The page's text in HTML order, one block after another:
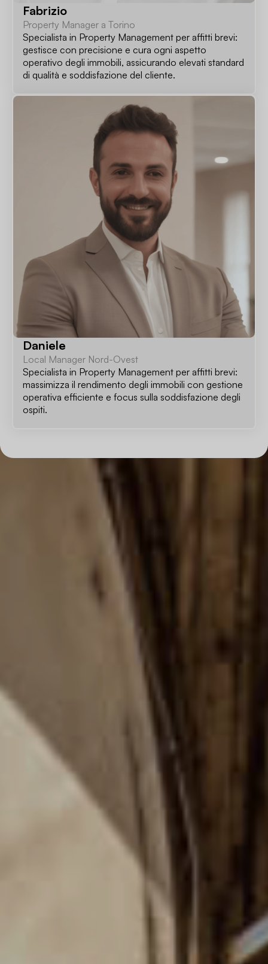
Fabrizio
Property Manager a Torino
Specialista in Property Management per affitti brevi:
gestisce con precisione e cura ogni aspetto
operativo degli immobili, assicurando elevati standard
di qualità e soddisfazione del cliente.
Daniele
Local Manager Nord-Ovest
Specialista in Property Management per affitti brevi:
massimizza il rendimento degli immobili con gestione
operativa efficiente e focus sulla soddisfazione degli
ospiti.